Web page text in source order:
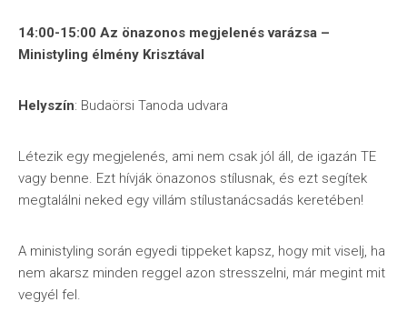
14:00-15:00 Az önazonos megjelenés varázsa –
Ministyling élmény Krisztával
Helyszín: Budaörsi Tanoda udvara
Létezik egy megjelenés, ami nem csak jól áll, de igazán TE
vagy benne. Ezt hívják önazonos stílusnak, és ezt segítek
megtalálni neked egy villám stílustanácsadás keretében!
A ministyling során egyedi tippeket kapsz, hogy mit viselj, ha
nem akarsz minden reggel azon stresszelni, már megint mit
vegyél fel.